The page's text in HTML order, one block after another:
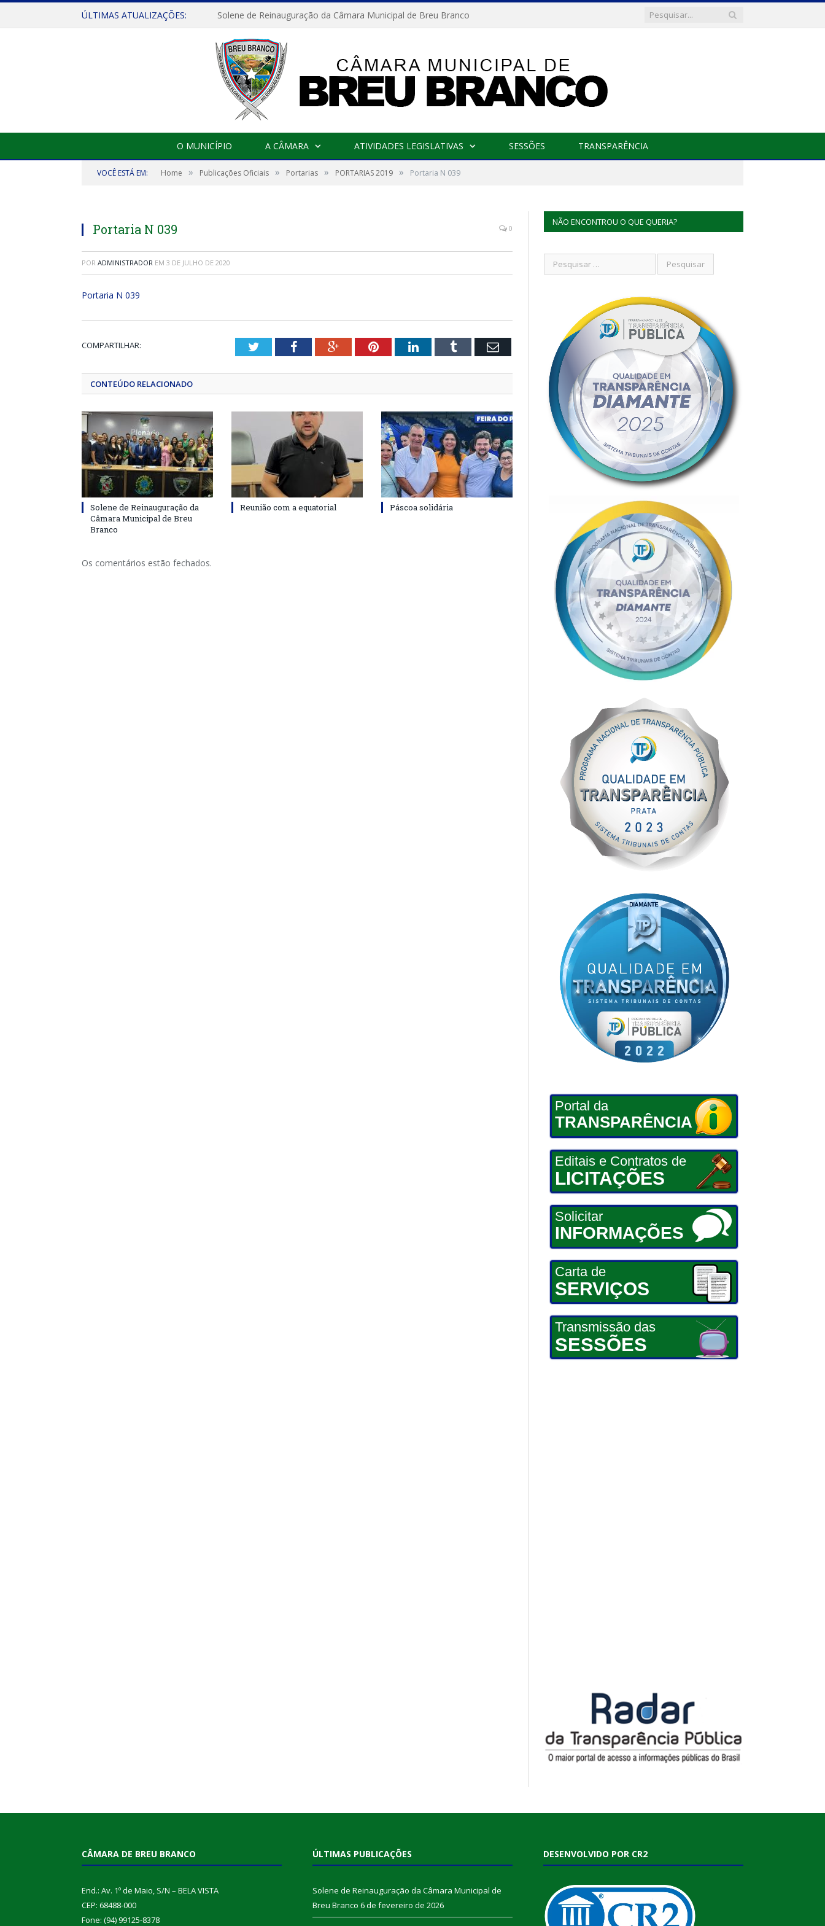
ÚLTIMAS ATUALIZAÇÕES: Solene de Reinauguração da Câmara Municipal de Breu Branco
O MUNICÍPIO A CÂMARA ATIVIDADES LEGISLATIVAS SESSÕES TRANSPARÊNCIA
VOCÊ ESTÁ EM: Home » Publicações Oficiais » Portarias » PORTARIAS 2019 » Portaria N 039
Portaria N 039 0
POR ADMINISTRADOR EM 3 DE JULHO DE 2020
Portaria N 039
COMPARTILHAR: TwitterFacebookGoogle+PinterestLinkedInTumblr Email
CONTEÚDO RELACIONADO
Solene de Reinauguração da
Câmara Municipal de Breu
Branco
Reunião com a equatorial Páscoa solidária
Os comentários estão fechados.
NÃO ENCONTROU O QUE QUERIA?
Portal da
TRANSPARÊNCIA
Editais e Contratos de
LICITAÇÕES
Solicitar
INFORMAÇÕES
Carta de
SERVIÇOS
Transmissão das
SESSÕES
CÂMARA DE BREU BRANCO
End.: Av. 1º de Maio, S/N – BELA VISTA
CEP: 68488-000
Fone: (94) 99125-8378
ÚLTIMAS PUBLICAÇÕES
Solene de Reinauguração da Câmara Municipal de
Breu Branco 6 de fevereiro de 2026
DESENVOLVIDO POR CR2